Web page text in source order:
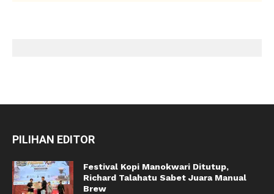
PILIHAN EDITOR
Festival Kopi Manokwari Ditutup,
Richard Talahatu Sabet Juara Manual
Brew